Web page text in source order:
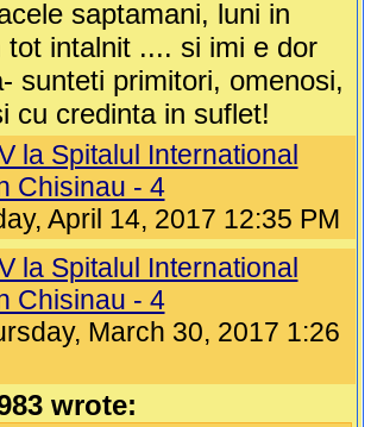
saptamani, luni in
tot intalnit .... si imi e dor
sunteti primitori, omenosi,
cu credinta in suflet!
la Spitalul International
Chisinau - 4
April 14, 2017 12:35 PM
la Spitalul International
Chisinau - 4
March 30, 2017 1:26
wrote: